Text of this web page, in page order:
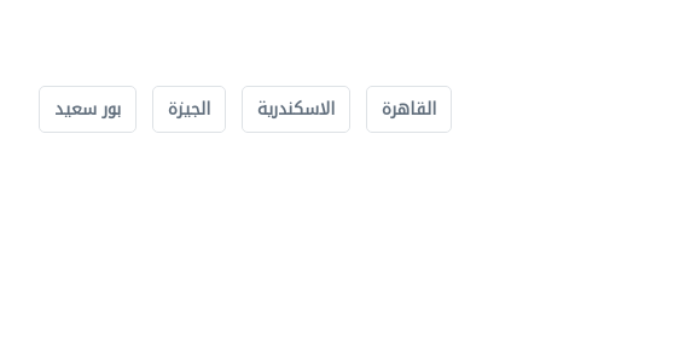
القاهرة الاسكندرية الجيزة بور سعيد